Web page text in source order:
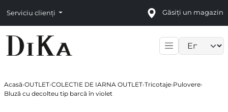
Serviciu clienți Găsiți un magazin
Acasă›OUTLET›COLECTIE DE IARNA OUTLET›Tricotaje›Pulovere›
Bluză cu decolteu tip barcă în violet